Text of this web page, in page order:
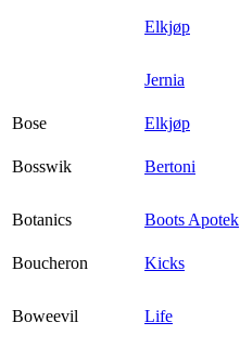
Elkjøp
Jernia
Bose
Elkjøp
Bosswik Bertoni
Botanics
Boots Apotek
Boucheron
Kicks
Boweevil Life